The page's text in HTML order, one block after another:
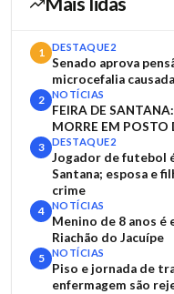
1 DESTAQUE2
Senado aprova
microcefalia
2 NOTÍCIAS
FEIRA DE
MORRE EM POSTO
3 DESTAQUE2
Jogador de futebol
Santana; esposa e
crime
4 NOTÍCIAS
Menino de 8 anos
Riachão do Jacuípe
5 NOTÍCIAS
Piso e jornada de
enfermagem são